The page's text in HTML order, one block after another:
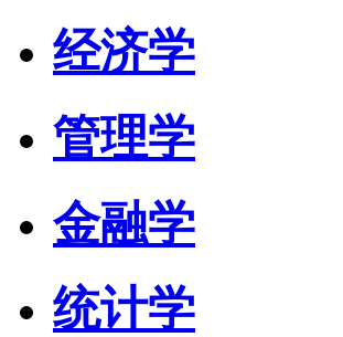
经济学
管理学
金融学
统计学